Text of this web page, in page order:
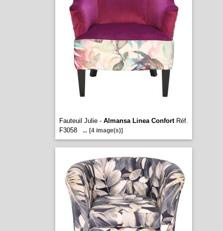
Fauteuil Julie - Almansa Linea ConfortRéf.
F3058
... [4 image(s)]